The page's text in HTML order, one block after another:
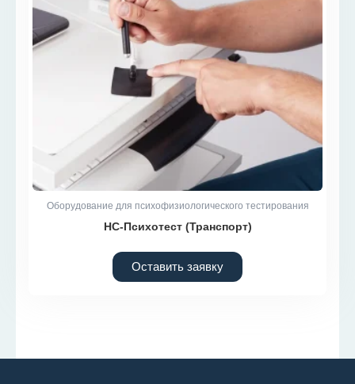
Оборудование для психофизиологического тестирования
НС-Психотест (Транспорт)
Оставить заявку